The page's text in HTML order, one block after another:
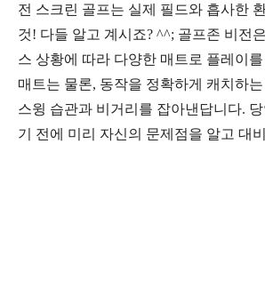
전 스크린 골프는 실제 필드와 흡사한
것! 다들 알고 계시죠? ^^; 골프존 비전
스 상황에 따라 다양한 매트로 플레이
매트는 물론, 동작을 정확하게 캐치하
스윙 습관과 비거리를 잡아낸답니다.
기 전에 미리 자신의 문제점을 알고 대